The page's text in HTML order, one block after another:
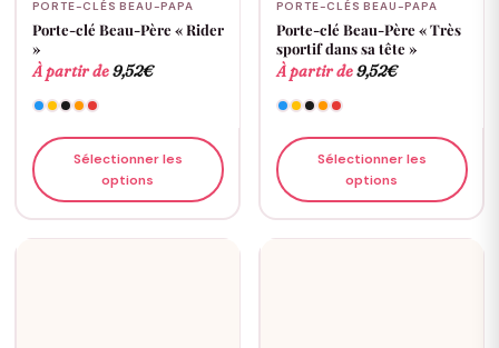
PORTE-CLÉS BEAU-PAPA
Porte-clé Beau-Père « Rider
»
À partir de9,52€
Sélectionner les
options
PORTE-CLÉS BEAU-PAPA
Porte-clé Beau-Père « Très
sportif dans sa tête »
À partir de9,52€
Sélectionner les
options